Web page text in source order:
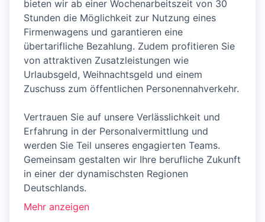
bieten wir ab einer Wochenarbeitszeit von 30
Stunden die Möglichkeit zur Nutzung eines
Firmenwagens und garantieren eine
übertarifliche Bezahlung. Zudem profitieren Sie
von attraktiven Zusatzleistungen wie
Urlaubsgeld, Weihnachtsgeld und einem
Zuschuss zum öffentlichen Personennahverkehr.
Vertrauen Sie auf unsere Verlässlichkeit und
Erfahrung in der Personalvermittlung und
werden Sie Teil unseres engagierten Teams.
Gemeinsam gestalten wir Ihre berufliche Zukunft
in einer der dynamischsten Regionen
Deutschlands.
Mehr anzeigen